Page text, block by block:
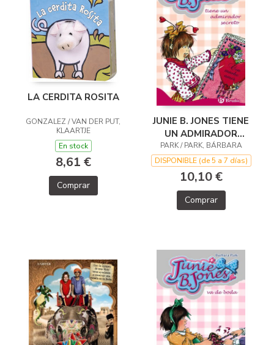
LA CERDITA ROSITA
GONZALEZ / VAN DER PUT,
KLAARTJE
En stock
8,61 €
Comprar
JUNIE B. JONES TIENE
UN ADMIRADOR
SECRETO
PARK / PARK, BÁRBARA
DISPONIBLE (de 5 a 7 días)
10,10 €
Comprar